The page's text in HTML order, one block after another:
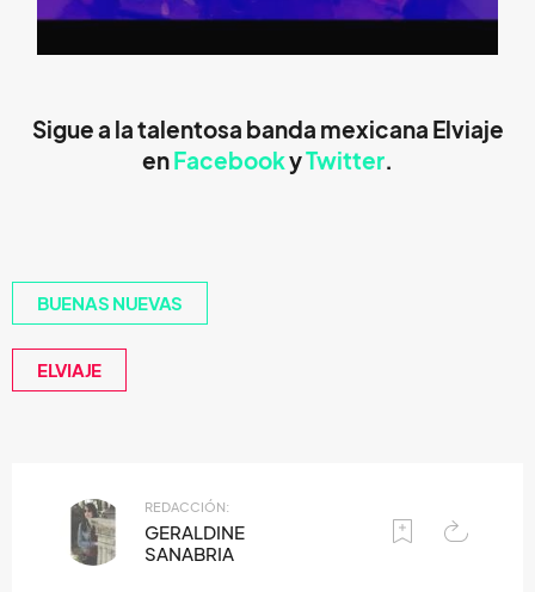
Sigue a la talentosa banda mexicana Elviaje
en FacebookyTwitter.
BUENAS NUEVAS
ELVIAJE
REDACCIÓN:
GERALDINE
SANABRIA